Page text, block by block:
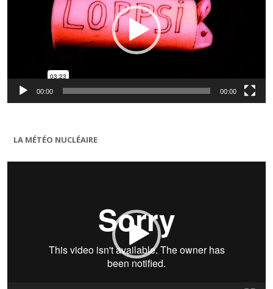
00:00 00:00
LA MÉTÉO NUCLÉAIRE
Lecteur